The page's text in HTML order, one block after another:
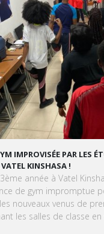
ville est riche de
: happenings du
IMPROVISÉE PAR LES
KINSHASA !
année à Vatel
de gym impromptue pour
venus de
les salles de classe en